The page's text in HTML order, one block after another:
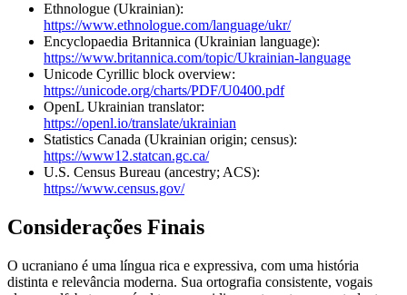
Ethnologue (Ukrainian):
https://www.ethnologue.com/language/ukr/
Encyclopaedia Britannica (Ukrainian language):
https://www.britannica.com/topic/Ukrainian-language
Unicode Cyrillic block overview:
https://unicode.org/charts/PDF/U0400.pdf
OpenL Ukrainian translator:
https://openl.io/translate/ukrainian
Statistics Canada (Ukrainian origin; census):
https://www12.statcan.gc.ca/
U.S. Census Bureau (ancestry; ACS):
https://www.census.gov/
Considerações Finais
O ucraniano é uma língua rica e expressiva, com uma história
distinta e relevância moderna. Sua ortografia consistente, vogais